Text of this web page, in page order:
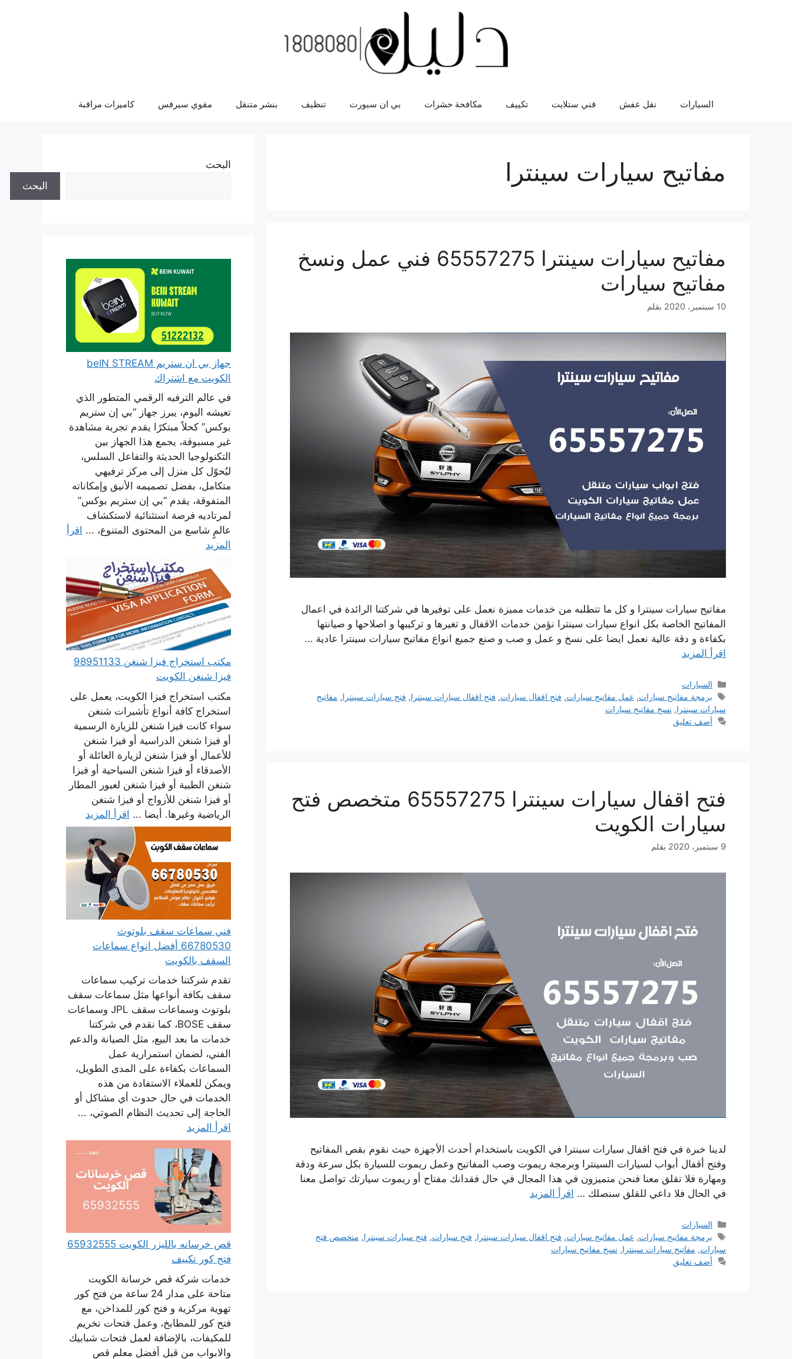
السيارات نقل عفش فني ستلايت تكييف مكافحة حشرات بي ان سبورت تنظيف بنشر متنقل مقوي سيرفس كاميرات مراقبة
مفاتيح سيارات سينترا
مفاتيح سيارات سينترا 65557275 فني عمل ونسخ
مفاتيح سيارات
10 سبتمبر، 2020 بقلم
مفاتيح سيارات سينترا و كل ما تتطلبه من خدمات مميزة نعمل على توفيرها في شركتنا الرائدة في اعمال
المفاتيح الخاصة بكل انواع سيارات سينترا نؤمن خدمات الاقفال و تغيرها و تركيبها و اصلاحها و صيانتها
بكفاءة و دقة عالية نعمل ايضا على نسخ و عمل و صب و صنع جميع انواع مفاتيح سيارات سينترا عادية …
اقرأ المزيد
التصنيفات
السيارات
الوسوم
برمجة مفاتيح سيارات, عمل مفاتيح سيارات, فتح اقفال سيارات, فتح اقفال سيارات سينترا, فتح سيارات سينترا, مفاتيح
سيارات سينترا, نسخ مفاتيح سيارات
أضف تعليق
فتح اقفال سيارات سينترا 65557275 متخصص فتح
سيارات الكويت
9 سبتمبر، 2020 بقلم
لدينا خبرة في فتح اقفال سيارات سينترا في الكويت باستخدام أحدث الأجهزة حيث نقوم بقص المفاتيح
وفتح أقفال أبواب لسيارات السينترا وبرمجة ريموت وصب المفاتيح وعمل ريموت للسيارة بكل سرعة ودقة
ومهارة فلا تقلق معنا فنحن متميزون في هذا المجال في حال فقدانك مفتاح أو ريموت سيارتك تواصل معنا
في الحال فلا داعي للقلق سنصلك … اقرأ المزيد
التصنيفات
السيارات
الوسوم
برمجة مفاتيح سيارات, عمل مفاتيح سيارات, فتح اقفال سيارات سينترا, فتح سيارات, فتح سيارات سينترا, متخصص فتح
سيارات, مفاتيح سيارات سينترا, نسخ مفاتيح سيارات
أضف تعليق
البحث
البحث
جهاز بي ان ستريم beIN STREAM
الكويت مع اشتراك
في عالم الترفيه الرقمي المتطور الذي
تعيشه اليوم، يبرز جهاز “بي إن ستريم
بوكس” كحلاً مبتكرًا يقدم تجربة مشاهدة
غير مسبوقة، يجمع هذا الجهاز بين
التكنولوجيا الحديثة والتفاعل السلس،
ليُحوّل كل منزل إلى مركز ترفيهي
متكامل، بفضل تصميمه الأنيق وإمكاناته
المتفوقة، يقدم “بي إن ستريم بوكس”
لمرتاديه فرصة استثنائية لاستكشاف
عالمٍ شاسع من المحتوى المتنوع، ... اقرأ
المزيد
مكتب استخراج فيزا شنغن 98951133
فيزا شنغن الكويت
مكتب استخراج فيزا الكويت، يعمل على
استخراج كافة أنواع تأشيرات شنغن
سواء كانت فيزا شنغن للزيارة الرسمية
أو فيزا شنغن الدراسية أو فيزا شنغن
للأعمال أو فيزا شنغن لزيارة العائلة أو
الأصدقاء أو فيزا شنغن السياحية أو فيزا
شنغن الطبية أو فيزا شنغن لعبور المطار
أو فيزا شنغن للأزواج أو فيزا شنغن
الرياضية وغيرها. أيضا ... اقرأ المزيد
فني سماعات سقف بلوتوث
66780530 أفضل انواع سماعات
السقف بالكويت
تقدم شركتنا خدمات تركيب سماعات
سقف بكافة أنواعها مثل سماعات سقف
بلوتوث وسماعات سقف JPL وسماعات
سقف BOSE، كما نقدم في شركتنا
خدمات ما بعد البيع، مثل الصيانة والدعم
الفني، لضمان استمرارية عمل
السماعات بكفاءة على المدى الطويل،
ويمكن للعملاء الاستفادة من هذه
الخدمات في حال حدوث أي مشاكل أو
الحاجة إلى تحديث النظام الصوتي، ...
اقرأ المزيد
قص خرسانه بالليزر الكويت 65932555
فتح كور تكييف
خدمات شركة قص خرسانة الكويت
متاحة على مدار 24 ساعة من فتح كور
تهوية مركزية و فتح كور للمداخن، مع
فتح كور للمطابخ، وعمل فتحات تخريم
للمكيفات، بالإضافة لعمل فتحات شبابيك
والابواب من قبل أفضل معلم قص